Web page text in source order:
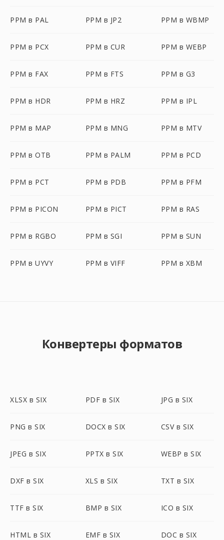
PPM в PAL PPM в JP2 PPM в WBMP
PPM в PCX PPM в CUR PPM в WEBP
PPM в FAX PPM в FTS PPM в G3
PPM в HDR PPM в HRZ PPM в IPL
PPM в MAP PPM в MNG PPM в MTV
PPM в OTB PPM в PALM PPM в PCD
PPM в PCT PPM в PDB PPM в PFM
PPM в PICON PPM в PICT PPM в RAS
PPM в RGBO PPM в SGI PPM в SUN
PPM в UYVY PPM в VIFF PPM в XBM
Конвертеры форматов
XLSX в SIX PDF в SIX JPG в SIX
PNG в SIX DOCX в SIX CSV в SIX
JPEG в SIX PPTX в SIX WEBP в SIX
DXF в SIX XLS в SIX TXT в SIX
TTF в SIX BMP в SIX ICO в SIX
HTML в SIX EMF в SIX DOC в SIX